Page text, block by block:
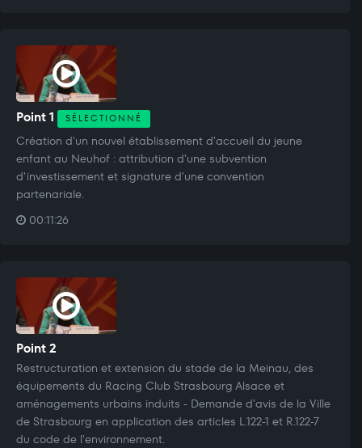
Point 1 SÉLECTIONNÉ
Création d'un nouvel établissement d'accueil du jeune
enfant au Neuhof : attribution d'une subvention
d'investissement et signature d'une convention
partenariale.
00:11:26
Point 2
Restructuration et extension du stade de la Meinau, des
équipements du Racing Club Strasbourg Alsace et
aménagements urbains induits - Demande d'avis de la Ville
de Strasbourg en application des articles L.122-1 et R.122-7
du code de l'environnement.